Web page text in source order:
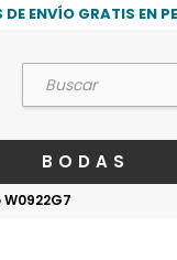
DE ENVÍO GRATIS EN
BODAS